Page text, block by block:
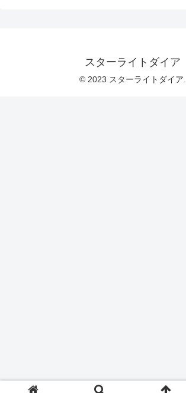
スターライトダイア
© 2023 スターライトダイア.